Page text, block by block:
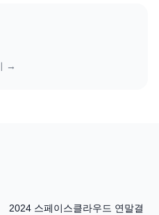
→
2024 스페이스클라우드 연말결